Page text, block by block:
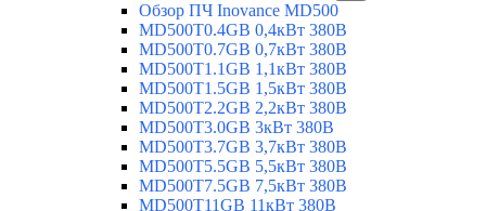
Обзор ПЧ Inovance MD500
MD500T0.4GB 0,4кВт 380В
MD500T0.7GB 0,7кВт 380В
MD500T1.1GB 1,1кВт 380В
MD500T1.5GB 1,5кВт 380В
MD500T2.2GB 2,2кВт 380В
MD500T3.0GB 3кВт 380В
MD500T3.7GB 3,7кВт 380В
MD500T5.5GB 5,5кВт 380В
MD500T7.5GB 7,5кВт 380В
MD500T11GB 11кВт 380В